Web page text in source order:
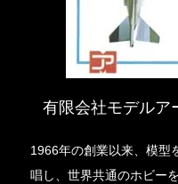
有限会社モデルア
1966年の創業以来、模型
唱し、世界共通のホビー